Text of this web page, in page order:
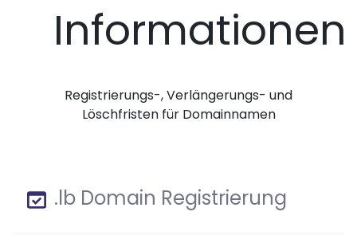
Informationen
Registrierungs-, Verlängerungs- und
Löschfristen für Domainnamen
.lb Domain Registrierung